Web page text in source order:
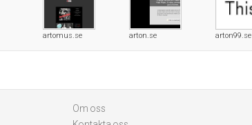
artomus.se arton.se arton99.se
Om oss